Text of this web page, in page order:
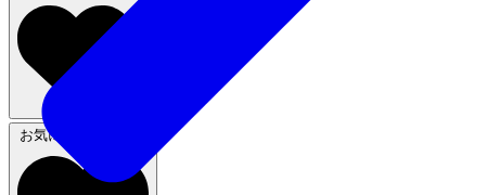
お気に入りから削除